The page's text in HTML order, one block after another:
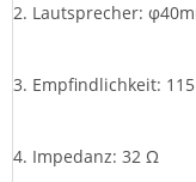
2. Lautsprecher:
3. Empfindlichkeit:
4. Impedanz: 32 Ω